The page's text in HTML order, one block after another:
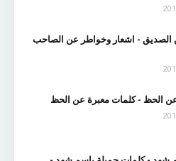
- اشعار وخواطر عن الصاحب
الحظ - كلمات معبرة عن الحظ